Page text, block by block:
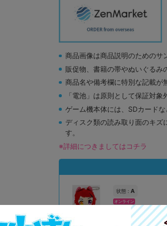
商品画像は商品説明のためのサ
販促物、書籍の帯やぬいぐるみ
商品名や備考欄に特別な記載が
「電池」は原則として保証対象
ゲーム機本体には、SDカード
ディスク類の読み取り面のキズ
す。
※詳細につきましてはコチラ
状態 : A
オンライン